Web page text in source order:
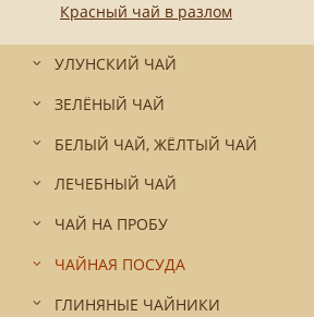
Красный чай в разлом
УЛУНСКИЙ ЧАЙ
ЗЕЛЁНЫЙ ЧАЙ
БЕЛЫЙ ЧАЙ, ЖЁЛТЫЙ ЧАЙ
ЛЕЧЕБНЫЙ ЧАЙ
ЧАЙ НА ПРОБУ
ЧАЙНАЯ ПОСУДА
ГЛИНЯНЫЕ ЧАЙНИКИ